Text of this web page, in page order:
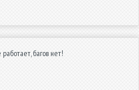
багов нет!